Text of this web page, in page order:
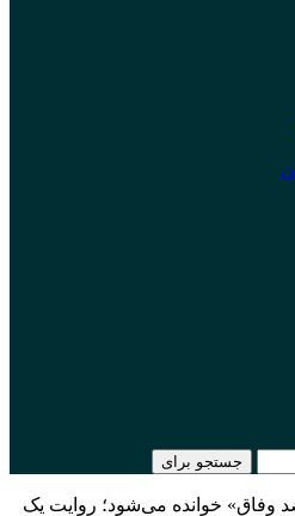
جستجو برای
وفاق» خوانده می‌شود؛ روایت یک